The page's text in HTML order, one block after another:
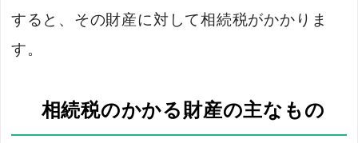
すると、その財産に対して相続税がかかりま
す。
相続税のかかる財産の主なもの